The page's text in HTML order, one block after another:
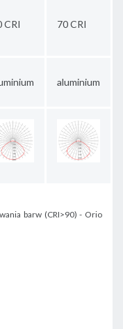
CRI 70 CRI
aluminium
barw (CRI>90) - Orio